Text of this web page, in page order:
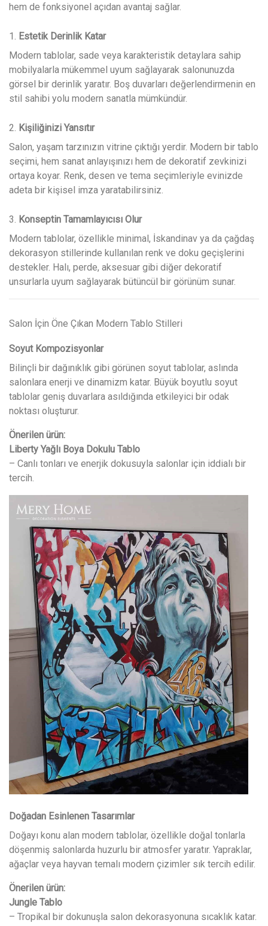
hem de fonksiyonel açıdan avantaj sağlar.
1.
Estetik Derinlik Katar
Modern tablolar, sade veya karakteristik detaylara sahip
mobilyalarla mükemmel uyum sağlayarak salonunuzda
görsel bir derinlik yaratır. Boş duvarları değerlendirmenin en
stil sahibi yolu modern sanatla mümkündür.
2. Kişiliğinizi Yansıtır
Salon, yaşam tarzınızın vitrine çıktığı yerdir. Modern bir tablo
seçimi, hem sanat anlayışınızı hem de dekoratif zevkinizi
ortaya koyar. Renk, desen ve tema seçimleriyle evinizde
adeta bir kişisel imza yaratabilirsiniz.
3. Konseptin Tamamlayıcısı Olur
Modern tablolar, özellikle minimal, İskandinav ya da çağdaş
dekorasyon stillerinde kullanılan renk ve doku geçişlerini
destekler. Halı, perde, aksesuar gibi diğer dekoratif
unsurlarla uyum sağlayarak bütüncül bir görünüm sunar.
Salon İçin Öne Çıkan Modern Tablo Stilleri
Soyut Kompozisyonlar
Bilinçli bir dağınıklık gibi görünen soyut tablolar, aslında
salonlara enerji ve dinamizm katar. Büyük boyutlu soyut
tablolar geniş duvarlara asıldığında etkileyici bir odak
noktası oluşturur.
Önerilen ürün:
Liberty Yağlı Boya Dokulu Tablo
– Canlı tonları ve enerjik dokusuyla salonlar için iddialı bir
tercih.
Doğadan Esinlenen Tasarımlar
Doğayı konu alan modern tablolar, özellikle doğal tonlarla
döşenmiş salonlarda huzurlu bir atmosfer yaratır. Yapraklar,
ağaçlar veya hayvan temalı modern çizimler sık tercih edilir.
Önerilen ürün:
Jungle Tablo
– Tropikal bir dokunuşla salon dekorasyonuna sıcaklık katar.